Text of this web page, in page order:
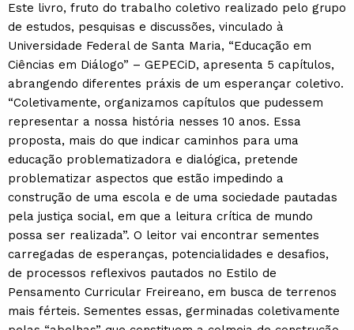
Este livro, fruto do trabalho coletivo realizado pelo grupo
de estudos, pesquisas e discussões, vinculado à
Universidade Federal de Santa Maria, “Educação em
Ciências em Diálogo” – GEPECiD, apresenta 5 capítulos,
abrangendo diferentes práxis de um esperançar coletivo.
“Coletivamente, organizamos capítulos que pudessem
representar a nossa história nesses 10 anos. Essa
proposta, mais do que indicar caminhos para uma
educação problematizadora e dialógica, pretende
problematizar aspectos que estão impedindo a
construção de uma escola e de uma sociedade pautadas
pela justiça social, em que a leitura crítica de mundo
possa ser realizada”. O leitor vai encontrar sementes
carregadas de esperanças, potencialidades e desafios,
de processos reflexivos pautados no Estilo de
Pensamento Curricular Freireano, em busca de terrenos
mais férteis. Sementes essas, germinadas coletivamente